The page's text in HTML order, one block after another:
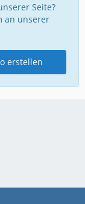
Seite?
an unserer
erstellen